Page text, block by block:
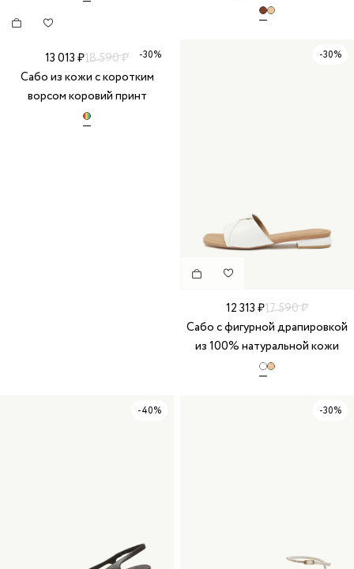
13 013 ₽18 590 ₽
Сабо из кожи с коротким
ворсом коровий принт
-30%
12 313 ₽17 590 ₽
Сабо с фигурной драпировкой
из 100% натуральной кожи
-30%
-40% -30%